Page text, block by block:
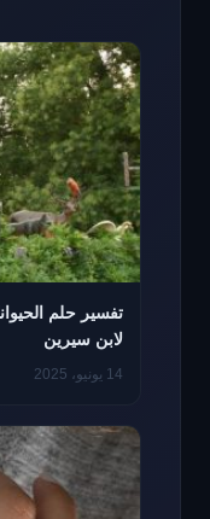
تفسير حلم
لابن سيرين
14 يونيو، 2025